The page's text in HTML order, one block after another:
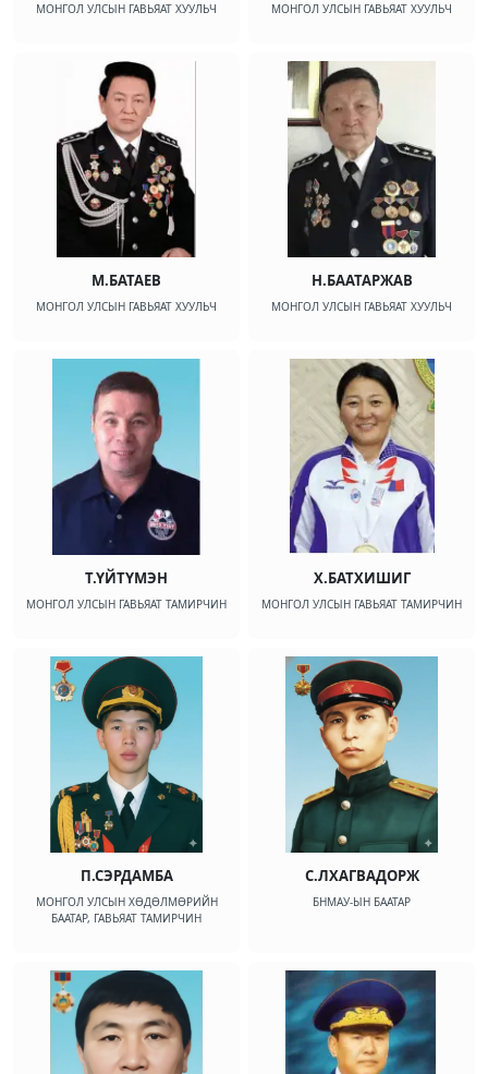
МОНГОЛ УЛСЫН ГАВЬЯАТ ХУУЛЬЧ МОНГОЛ УЛСЫН ГАВЬЯАТ ХУУЛЬЧ
М.БАТАЕВ
МОНГОЛ УЛСЫН ГАВЬЯАТ ХУУЛЬЧ
Н.БААТАРЖАВ
МОНГОЛ УЛСЫН ГАВЬЯАТ ХУУЛЬЧ
Т.ҮЙТҮМЭН
МОНГОЛ УЛСЫН ГАВЬЯАТ ТАМИРЧИН
Х.БАТХИШИГ
МОНГОЛ УЛСЫН ГАВЬЯАТ ТАМИРЧИН
П.СЭРДАМБА
МОНГОЛ УЛСЫН ХӨДӨЛМӨРИЙН
БААТАР, ГАВЬЯАТ ТАМИРЧИН
С.ЛХАГВАДОРЖ
БНМАУ-ЫН БААТАР